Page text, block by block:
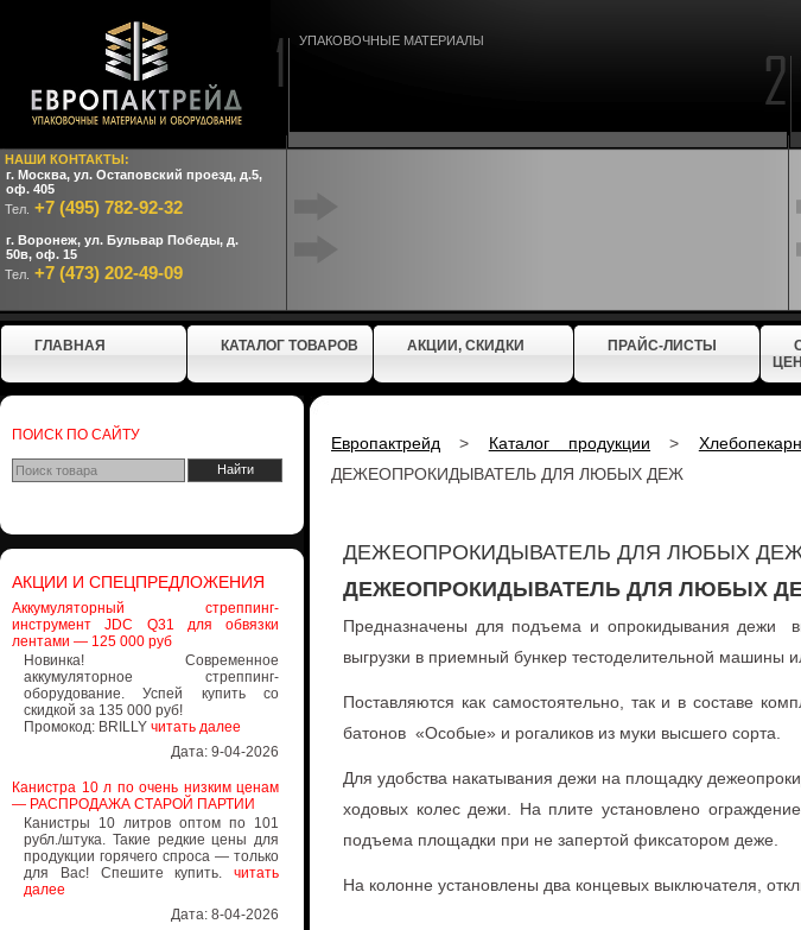
НАШИ КОНТАКТЫ:
г. Москва, ул. Остаповский проезд, д.5,
оф. 405
Тел. +7 (495) 782-92-32
г. Воронеж, ул. Бульвар Победы, д.
50в, оф. 15
Тел. +7 (473) 202-49-09
УПАКОВОЧНЫЕ МАТЕРИАЛЫ
ГЛАВНАЯ КАТАЛОГ ТОВАРОВ АКЦИИ, СКИДКИ ПРАЙС-ЛИСТЫ
ПОИСК ПО САЙТУ
АКЦИИ И СПЕЦПРЕДЛОЖЕНИЯ
Аккумуляторный стреппинг-
инструмент JDC Q31 для обвязки
лентами — 125 000 руб
Новинка! Современное
аккумуляторное стреппинг-
оборудование. Успей купить со
скидкой за 135 000 руб!
Промокод: BRILLY читать далее
Дата: 9-04-2026
Канистра 10 л по очень низким ценам
— РАСПРОДАЖА СТАРОЙ ПАРТИИ
Канистры 10 литров оптом по 101
рубл./штука. Такие редкие цены для
продукции горячего спроса — только
для Вас! Спешите купить. читать
далее
Дата: 8-04-2026
Европактрейд > Каталог продукции >
ДЕЖЕОПРОКИДЫВАТЕЛЬ ДЛЯ ЛЮБЫХ ДЕЖ
ДЕЖЕОПРОКИДЫВАТЕЛЬ ДЛЯ ЛЮБЫХ
ДЕЖЕОПРОКИДЫВАТЕЛЬ ДЛЯ ЛЮБЫХ
Предназначены для подъема и опрокидывания дежи
выгрузки в приемный бункер тестоделительной машины
Поставляются как самостоятельно, так и в составе
батонов «Особые» и рогаликов из муки высшего сорта.
Для удобства накатывания дежи на площадку
ходовых колес дежи. На плите установлено
подъема площадки при не запертой фиксатором деже.
На колонне установлены два концевых выключателя,